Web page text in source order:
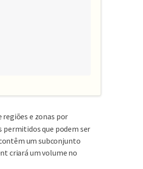
regiões e zonas por
permitidos que podem ser
um subconjunto
criará um volume no